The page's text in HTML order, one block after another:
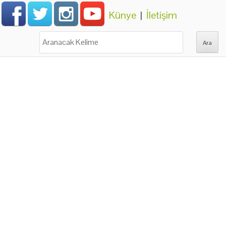
Künye | İletişim